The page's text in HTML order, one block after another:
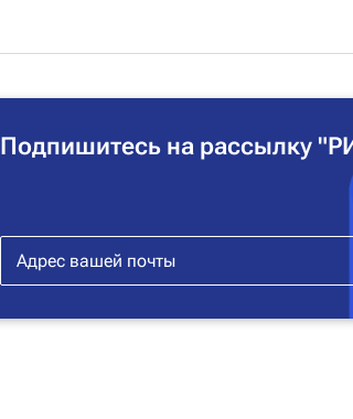
Подпишитесь на рассылку